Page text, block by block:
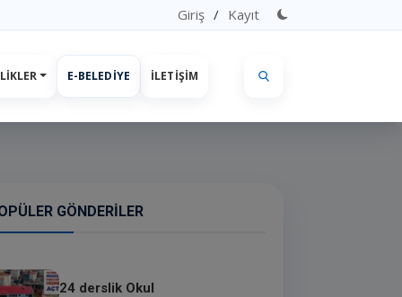
Giriş / Kayıt
E-BELEDIYE İLETIŞIM
GÖNDERILER
24 derslik Okul